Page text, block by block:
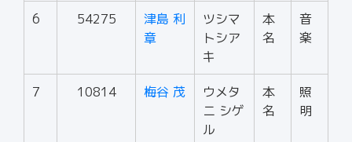
6 54275
津島 利
章
ツシマ
トシア
キ
本
名
音
楽
7 10814 梅谷 茂
ウメタ
ニ シゲ
ル
本
名
照
明